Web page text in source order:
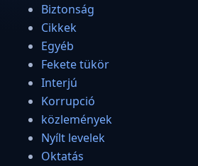
Biztonság
Cikkek
Egyéb
Fekete tükör
Interjú
Korrupció
közlemények
Nyílt levelek
Oktatás